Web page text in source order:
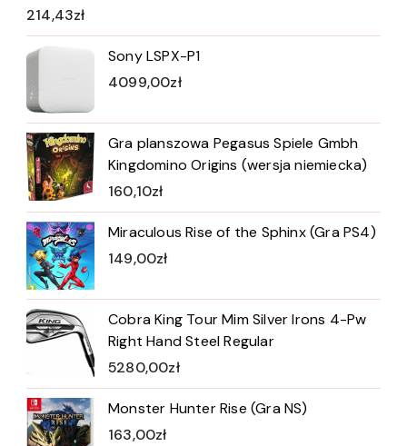
214,43zł
Sony LSPX-P1
4099,00zł
Gra planszowa Pegasus Spiele Gmbh
Kingdomino Origins (wersja niemiecka)
160,10zł
Miraculous Rise of the Sphinx (Gra PS4)
149,00zł
Cobra King Tour Mim Silver Irons 4-Pw
Right Hand Steel Regular
5280,00zł
Monster Hunter Rise (Gra NS)
163,00zł